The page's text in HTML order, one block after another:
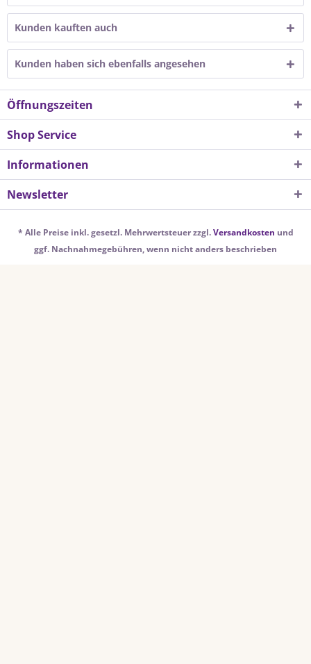
Kunden kauften auch
Kunden haben sich ebenfalls angesehen
Öffnungszeiten
Shop Service
Informationen
Newsletter
* Alle Preise inkl. gesetzl. Mehrwertsteuer zzgl.Versandkosten und
ggf. Nachnahmegebühren, wenn nicht anders beschrieben